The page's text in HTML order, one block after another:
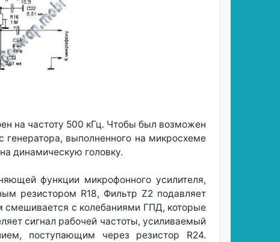
на частоту 500 кГц. Чтобы был возможен
выполненного на микросхеме
динамическую головку.
функции микрофонного усилителя,
резистором R18, Фильтр Z2 подавляет
смешивается с колебаниями ГПД, которые
сигнал рабочей частоты, усиливаемый
поступающим через резистор R24.